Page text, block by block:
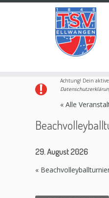
Achtung! Dein
« Alle
29. August 2026
«